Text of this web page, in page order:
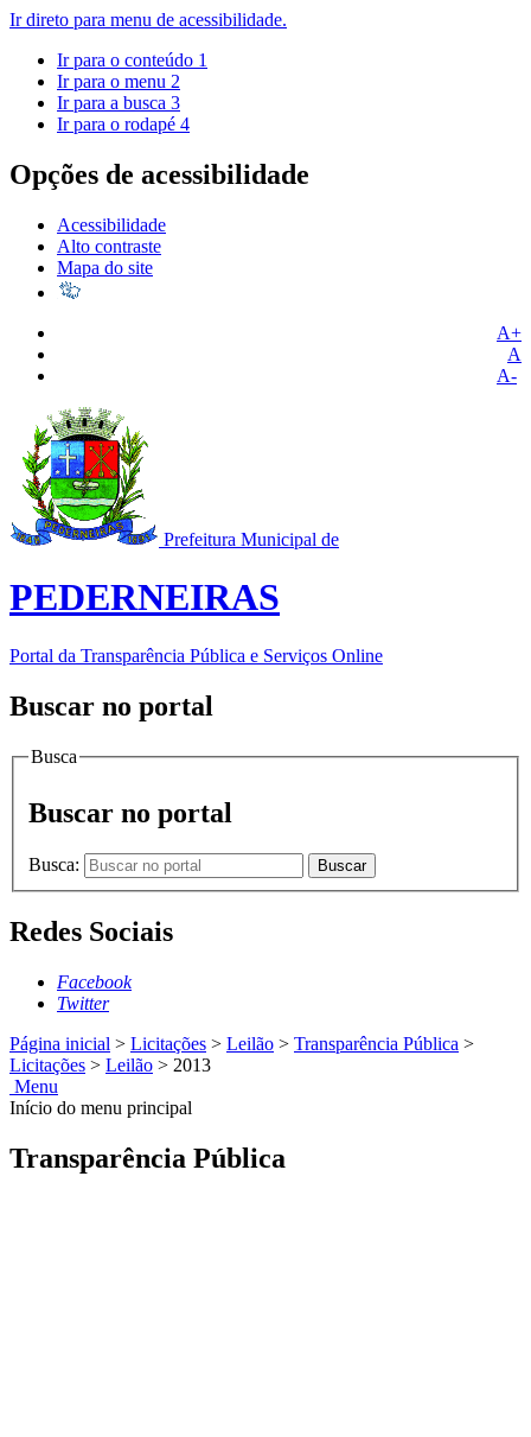
Ir direto para menu de acessibilidade.
Ir para o conteúdo 1
Ir para o menu 2
Ir para a busca 3
Ir para o rodapé 4
Opções de acessibilidade
Acessibilidade
Alto contraste
Mapa do site
A+
A
A-
Prefeitura Municipal de
PEDERNEIRAS
Portal da Transparência Pública e Serviços Online
Buscar no portal
Busca
Buscar no portal
Busca: Buscar
Redes Sociais
Facebook
Twitter
Página inicial > Licitações > Leilão > Transparência Pública >
Licitações > Leilão > 2013
Menu
Início do menu principal
Transparência Pública